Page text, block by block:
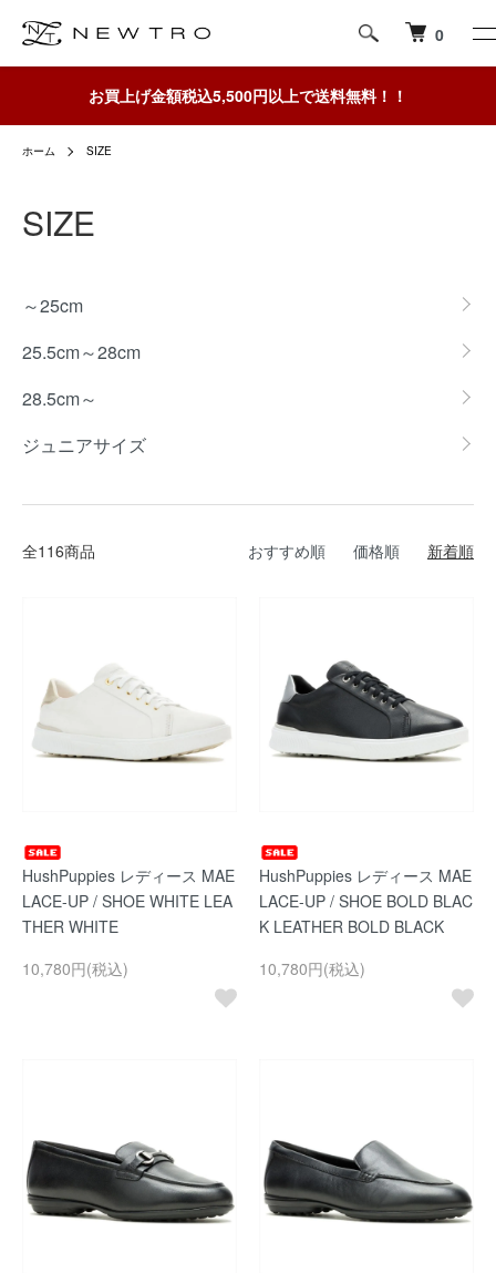
0
お買上げ金額税込5,500円以上で送料無料！！
ホーム SIZE
SIZE
～25cm
25.5cm～28cm
28.5cm～
ジュニアサイズ
全116商品 おすすめ順 価格順 新着順
HushPuppies レディース MAE
LACE-UP / SHOE WHITE LEA
THER WHITE
10,780円(税込)
HushPuppies レディース MAE
LACE-UP / SHOE BOLD BLAC
K LEATHER BOLD BLACK
10,780円(税込)